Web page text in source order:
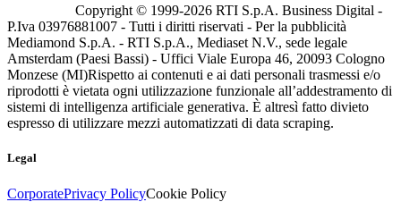
Copyright © 1999-2026 RTI S.p.A. Business Digital -
P.Iva 03976881007 - Tutti i diritti riservati - Per la pubblicità
Mediamond S.p.A. - RTI S.p.A., Mediaset N.V., sede legale
Amsterdam (Paesi Bassi) - Uffici Viale Europa 46, 20093 Cologno
Monzese (MI)Rispetto ai contenuti e ai dati personali trasmessi e/o
riprodotti è vietata ogni utilizzazione funzionale all’addestramento di
sistemi di intelligenza artificiale generativa. È altresì fatto divieto
espresso di utilizzare mezzi automatizzati di data scraping.
Legal
CorporatePrivacy PolicyCookie Policy